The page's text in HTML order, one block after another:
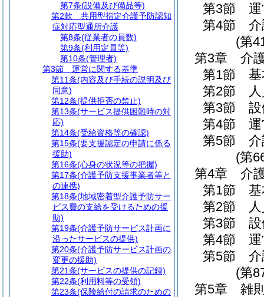
第3節
第4節
(第
第3章
介
第1節
第2節
第3節
第4節
第5節
(第
第4章
介
第1節
第2節
第3節
第4節
第5節
(第
第5章
雑
第7条(設備及び備品等)
第2款
共用型指定介護予防認知
症対応型通所介護
第8条(従業者の員数)
第9条(利用定員等)
第10条(管理者)
第3節
運営に関する基準
第11条(内容及び手続の説明及び
同意)
第12条(提供拒否の禁止)
第13条(サービス提供困難時の対
応)
第14条(受給資格等の確認)
第15条(要支援認定の申請に係る
援助)
第16条(心身の状況等の把握)
第17条(介護予防支援事業者等と
の連携)
第18条(地域密着型介護予防サー
ビス費の支給を受けるための援
助)
第19条(介護予防サービス計画に
沿ったサービスの提供)
第20条(介護予防サービス計画の
変更の援助)
第21条(サービスの提供の記録)
第22条(利用料等の受領)
第23条(保険給付の請求のための